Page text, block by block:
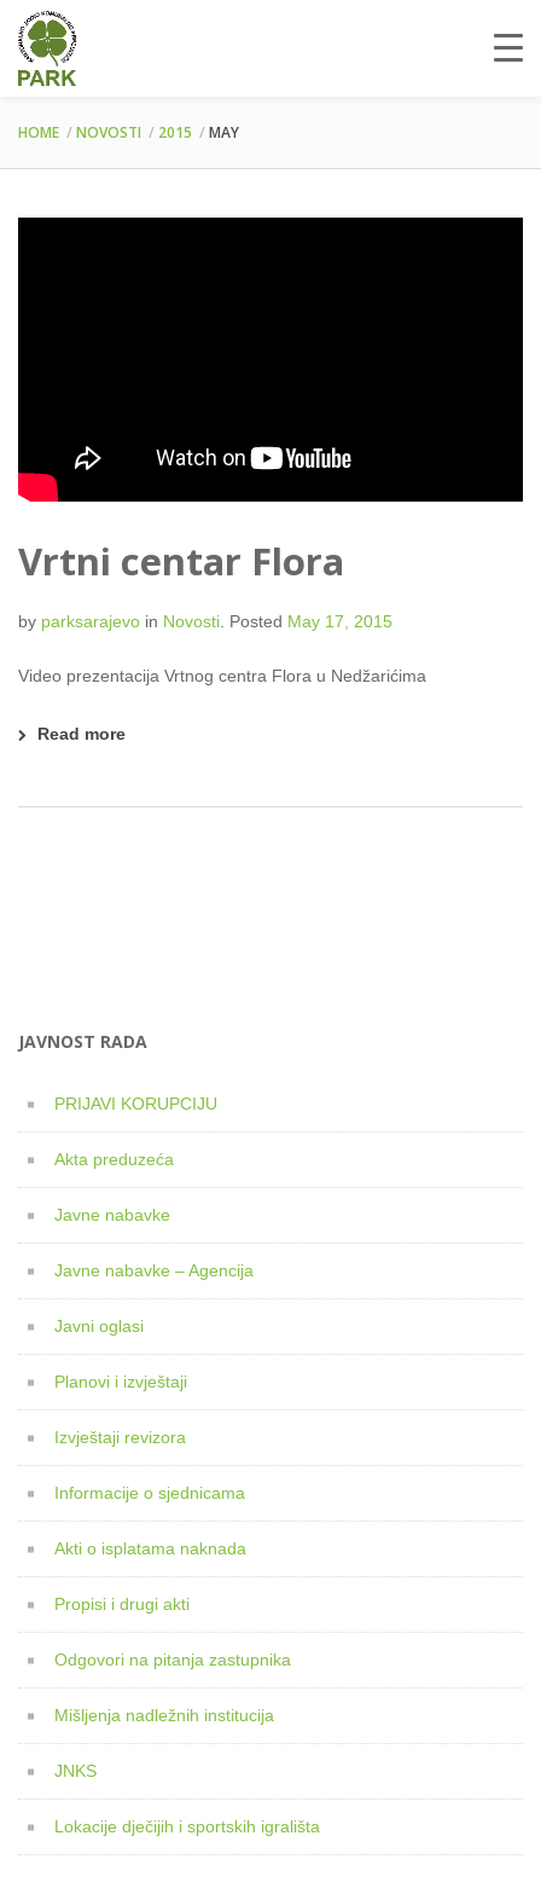
HOME NOVOSTI 2015 MAY
Vrtni centar Flora
by parksarajevo in Novosti Posted May 17, 2015
Video prezentacija Vrtnog centra Flora u Nedžarićima
Read more
JAVNOST RADA
PRIJAVI KORUPCIJU
Akta preduzeća
Javne nabavke
Javne nabavke – Agencija
Javni oglasi
Planovi i izvještaji
Izvještaji revizora
Informacije o sjednicama
Akti o isplatama naknada
Propisi i drugi akti
Odgovori na pitanja zastupnika
Mišljenja nadležnih institucija
JNKS
Lokacije dječijih i sportskih igrališta